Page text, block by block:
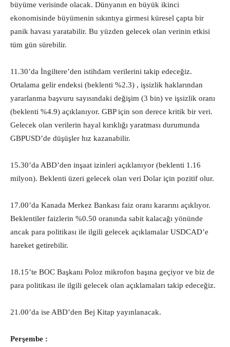
büyüme verisinde olacak. Dünyanın en büyük ikinci
ekonomisinde büyümenin sıkıntıya girmesi küresel çapta bir
panik havası yaratabilir. Bu yüzden gelecek olan verinin etkisi
tüm gün sürebilir.
11.30’da İngiltere’den istihdam verilerini takip edeceğiz.
Ortalama gelir endeksi (beklenti %2.3) , işsizlik haklarından
yararlanma başvuru sayısındaki değişim (3 bin) ve işsizlik oranı
(beklenti %4.9) açıklanıyor. GBP için son derece kritik bir veri.
Gelecek olan verilerin hayal kırıklığı yaratması durumunda
GBPUSD’de düşüşler hız kazanabilir.
15.30’da ABD’den inşaat izinleri açıklanıyor (beklenti 1.16
milyon). Beklenti üzeri gelecek olan veri Dolar için pozitif olur.
17.00’da Kanada Merkez Bankası faiz oranı kararını açıklıyor.
Beklentiler faizlerin %0.50 oranında sabit kalacağı yönünde
ancak para politikası ile ilgili gelecek açıklamalar USDCAD’e
hareket getirebilir.
18.15’te BOC Başkanı Poloz mikrofon başına geçiyor ve biz de
para politikası ile ilgili gelecek olan açıklamaları takip edeceğiz.
21.00’da ise ABD’den Bej Kitap yayınlanacak.
Perşembe :